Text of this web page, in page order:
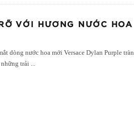
VỚI HƯƠNG NƯỚC HOA
dòng nước hoa mới Versace Dylan Purple tràn
những trải ...